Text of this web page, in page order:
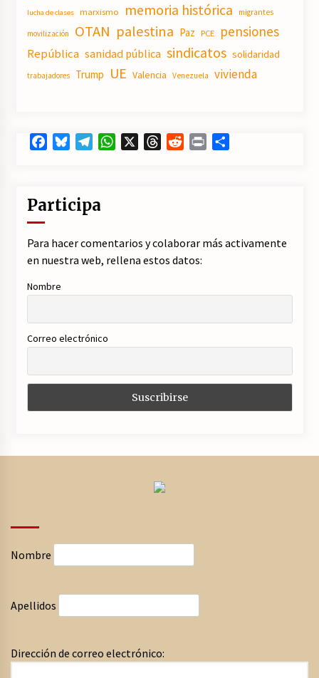
lucha de clases marxismo memoria histórica migrantes
movilización OTAN palestina Paz PCE pensiones
República sanidad pública sindicatos solidaridad
trabajadores Trump UE Valencia Venezuela vivienda
FacebookBlueskyTelegramWhatsApp ThreadsRedditPrint
Participa
Para hacer comentarios y colaborar más activamente
en nuestra web, rellena estos datos:
Nombre
Correo electrónico
Nombre
Apellidos
Dirección de correo electrónico: